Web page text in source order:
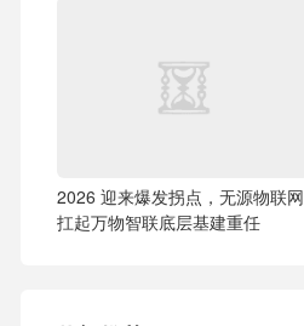
2026 迎来爆发拐点，无源物联网
扛起万物智联底层基建重任